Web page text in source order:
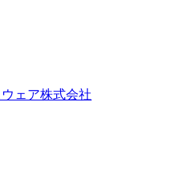
ウェア株式会社